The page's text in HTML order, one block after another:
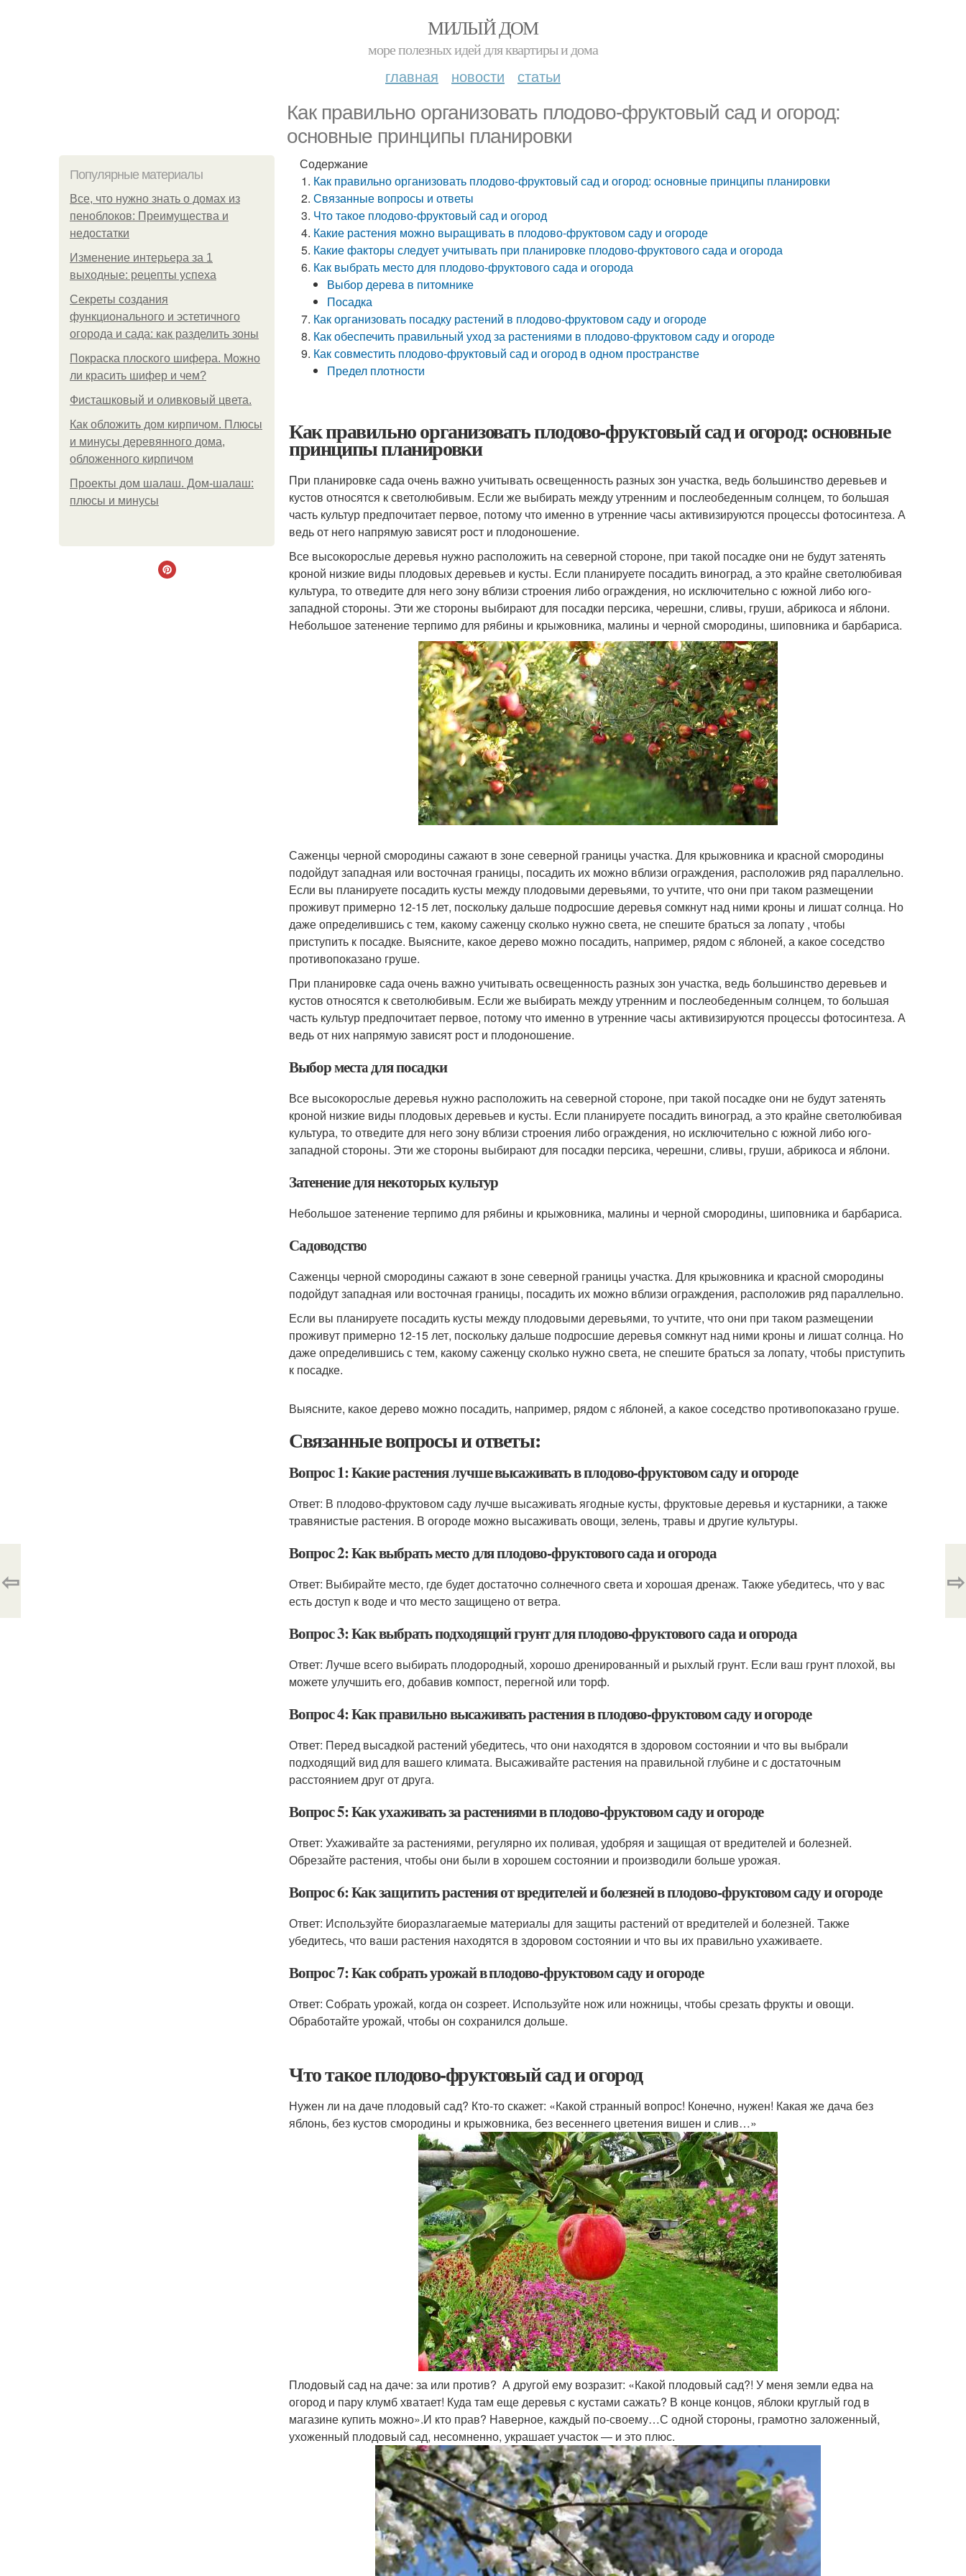
МИЛЫЙ ДОМ
море полезных идей для квартиры и дома
главная новости статьи
Как правильно организовать плодово-фруктовый сад и огород:
основные принципы планировки
Популярные материалы
Все, что нужно знать о домах из
пеноблоков: Преимущества и
недостатки
Изменение интерьера за 1
выходные: рецепты успеха
Секреты создания
функционального и эстетичного
огорода и сада: как разделить зоны
Покраска плоского шифера. Можно
ли красить шифер и чем?
Фисташковый и оливковый цвета.
Как обложить дом кирпичом. Плюсы
и минусы деревянного дома,
обложенного кирпичом
Проекты дом шалаш. Дом-шалаш:
плюсы и минусы
Содержание
Как правильно организовать плодово-фруктовый сад и огород: основные принципы планировки
Связанные вопросы и ответы
Что такое плодово-фруктовый сад и огород
Какие растения можно выращивать в плодово-фруктовом саду и огороде
Какие факторы следует учитывать при планировке плодово-фруктового сада и огорода
Как выбрать место для плодово-фруктового сада и огорода
Выбор дерева в питомнике
Посадка
Как организовать посадку растений в плодово-фруктовом саду и огороде
Как обеспечить правильный уход за растениями в плодово-фруктовом саду и огороде
Как совместить плодово-фруктовый сад и огород в одном пространстве
Предел плотности
Как правильно организовать плодово-фруктовый сад и огород: основные
принципы планировки
При планировке сада очень важно учитывать освещенность разных зон участка, ведь большинство деревьев и
кустов относятся к светолюбивым. Если же выбирать между утренним и послеобеденным солнцем, то большая
часть культур предпочитает первое, потому что именно в утренние часы активизируются процессы фотосинтеза. А
ведь от него напрямую зависят рост и плодоношение.
Все высокорослые деревья нужно расположить на северной стороне, при такой посадке они не будут затенять
кроной низкие виды плодовых деревьев и кусты. Если планируете посадить виноград, а это крайне светолюбивая
культура, то отведите для него зону вблизи строения либо ограждения, но исключительно с южной либо юго-
западной стороны. Эти же стороны выбирают для посадки персика, черешни, сливы, груши, абрикоса и яблони.
Небольшое затенение терпимо для рябины и крыжовника, малины и черной смородины, шиповника и барбариса.
Саженцы черной смородины сажают в зоне северной границы участка. Для крыжовника и красной смородины
подойдут западная или восточная границы, посадить их можно вблизи ограждения, расположив ряд параллельно.
Если вы планируете посадить кусты между плодовыми деревьями, то учтите, что они при таком размещении
проживут примерно 12-15 лет, поскольку дальше подросшие деревья сомкнут над ними кроны и лишат солнца. Но
даже определившись с тем, какому саженцу сколько нужно света, не спешите браться за лопату , чтобы
приступить к посадке. Выясните, какое дерево можно посадить, например, рядом с яблоней, а какое соседство
противопоказано груше.
При планировке сада очень важно учитывать освещенность разных зон участка, ведь большинство деревьев и
кустов относятся к светолюбивым. Если же выбирать между утренним и послеобеденным солнцем, то большая
часть культур предпочитает первое, потому что именно в утренние часы активизируются процессы фотосинтеза. А
ведь от них напрямую зависят рост и плодоношение.
Выбор места для посадки
Все высокорослые деревья нужно расположить на северной стороне, при такой посадке они не будут затенять
кроной низкие виды плодовых деревьев и кусты. Если планируете посадить виноград, а это крайне светолюбивая
культура, то отведите для него зону вблизи строения либо ограждения, но исключительно с южной либо юго-
западной стороны. Эти же стороны выбирают для посадки персика, черешни, сливы, груши, абрикоса и яблони.
Затенение для некоторых культур
Небольшое затенение терпимо для рябины и крыжовника, малины и черной смородины, шиповника и барбариса.
Садоводство
Саженцы черной смородины сажают в зоне северной границы участка. Для крыжовника и красной смородины
подойдут западная или восточная границы, посадить их можно вблизи ограждения, расположив ряд параллельно.
Если вы планируете посадить кусты между плодовыми деревьями, то учтите, что они при таком размещении
проживут примерно 12-15 лет, поскольку дальше подросшие деревья сомкнут над ними кроны и лишат солнца. Но
даже определившись с тем, какому саженцу сколько нужно света, не спешите браться за лопату, чтобы приступить
к посадке.
Выясните, какое дерево можно посадить, например, рядом с яблоней, а какое соседство противопоказано груше.
Связанные вопросы и ответы:
Вопрос 1: Какие растения лучше высаживать в плодово-фруктовом саду и огороде
Ответ: В плодово-фруктовом саду лучше высаживать ягодные кусты, фруктовые деревья и кустарники, а также
травянистые растения. В огороде можно высаживать овощи, зелень, травы и другие культуры.
Вопрос 2: Как выбрать место для плодово-фруктового сада и огорода
Ответ: Выбирайте место, где будет достаточно солнечного света и хорошая дренаж. Также убедитесь, что у вас
есть доступ к воде и что место защищено от ветра.
Вопрос 3: Как выбрать подходящий грунт для плодово-фруктового сада и огорода
Ответ: Лучше всего выбирать плодородный, хорошо дренированный и рыхлый грунт. Если ваш грунт плохой, вы
можете улучшить его, добавив компост, перегной или торф.
Вопрос 4: Как правильно высаживать растения в плодово-фруктовом саду и огороде
Ответ: Перед высадкой растений убедитесь, что они находятся в здоровом состоянии и что вы выбрали
подходящий вид для вашего климата. Высаживайте растения на правильной глубине и с достаточным
расстоянием друг от друга.
Вопрос 5: Как ухаживать за растениями в плодово-фруктовом саду и огороде
Ответ: Ухаживайте за растениями, регулярно их поливая, удобряя и защищая от вредителей и болезней.
Обрезайте растения, чтобы они были в хорошем состоянии и производили больше урожая.
Вопрос 6: Как защитить растения от вредителей и болезней в плодово-фруктовом саду и огороде
Ответ: Используйте биоразлагаемые материалы для защиты растений от вредителей и болезней. Также
убедитесь, что ваши растения находятся в здоровом состоянии и что вы их правильно ухаживаете.
Вопрос 7: Как собрать урожай в плодово-фруктовом саду и огороде
Ответ: Собрать урожай, когда он созреет. Используйте нож или ножницы, чтобы срезать фрукты и овощи.
Обработайте урожай, чтобы он сохранился дольше.
Что такое плодово-фруктовый сад и огород
Нужен ли на даче плодовый сад? Кто-то скажет: «Какой странный вопрос! Конечно, нужен! Какая же дача без
яблонь, без кустов смородины и крыжовника, без весеннего цветения вишен и слив…»
Плодовый сад на даче: за или против? А другой ему возразит: «Какой плодовый сад?! У меня земли едва на
огород и пару клумб хватает! Куда там еще деревья с кустами сажать? В конце концов, яблоки круглый год в
магазине купить можно».И кто прав? Наверное, каждый по-своему…С одной стороны, грамотно заложенный,
ухоженный плодовый сад, несомненно, украшает участок — и это плюс.
⇦ ⇨